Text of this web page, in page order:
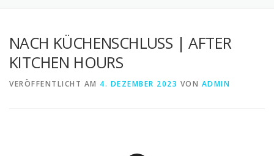
NACH KÜCHENSCHLUSS | AFTER
KITCHEN HOURS
VERÖFFENTLICHT AM 4. DEZEMBER 2023 VON ADMIN